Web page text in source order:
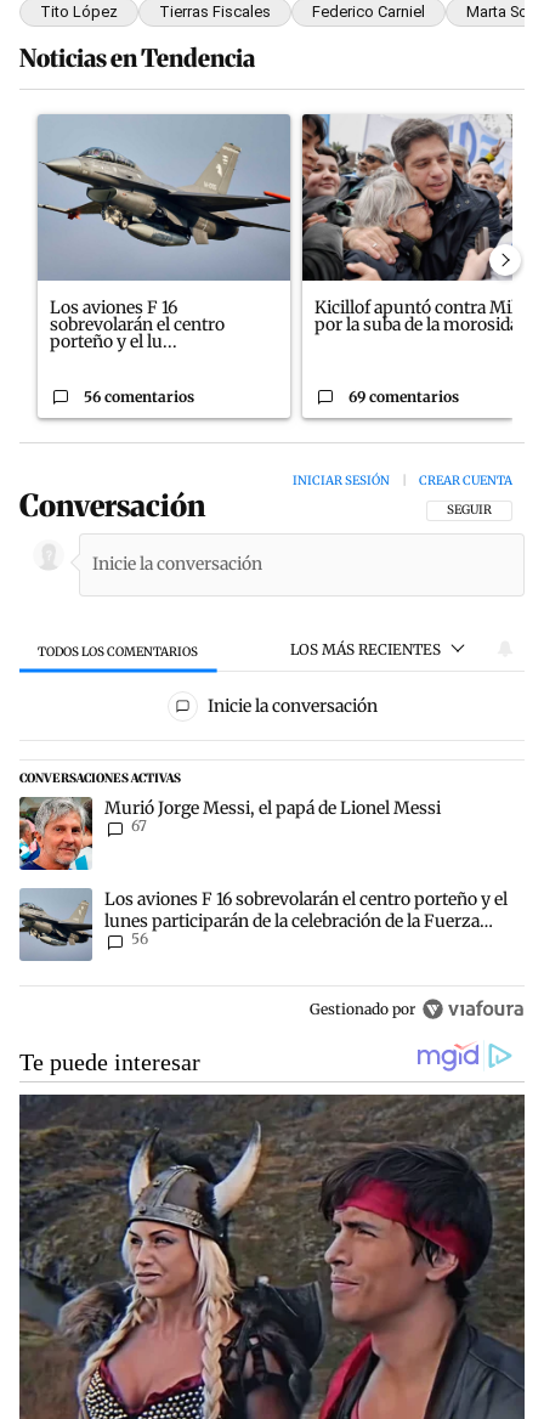
Tito López Tierras Fiscales Federico Carniel Marta
Noticias en Tendencia
Este listado muestra los artículos con más comentarios en los
Un artículo de tendencia con el título "Los aviones F 16
Los aviones F 16
sobrevolarán el centro
porteño y el lu...
56 comentarios
Un artículo de tendencia con
Kicillof apuntó contra Milei
por la suba de la morosida...
69 comentarios
Conversación SIGA ESTA
SEGUIR
INICIAR SESIÓN CREAR CUENTA
TODOS LOS COMENTARIOS LOS MÁS RECIENTES
Todos los comentarios
Inicie la conversación
CONVERSACIONES ACTIVAS
Este listado muestra los artículos con más comentarios en los
Un artículo de tendencia con el título "Murió Jorge Messi, el papá
Murió Jorge Messi, el papá de Lionel Messi
67
Un artículo de tendencia con el título "Los aviones F 16
Los aviones F 16 sobrevolarán el centro porteño y el
lunes participarán de la celebración de la Fuerza
Aérea
56
Gestionado por